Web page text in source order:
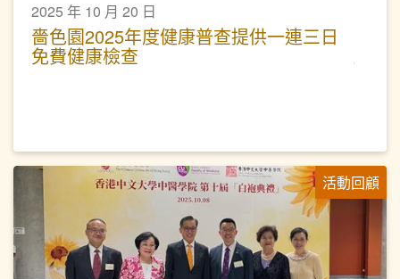
2025 年 10 月 20 日
嗇色園2025年度健康普查提供一連三日
免費健康檢查
活動回顧